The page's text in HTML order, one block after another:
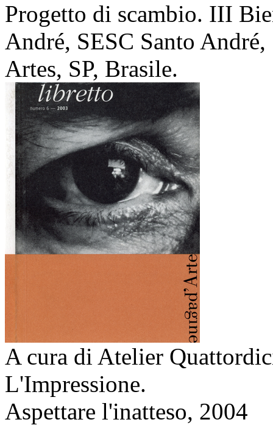
Progetto di scambio. III
André, SESC Santo
Artes, SP, Brasile.
A cura di Atelier
L'Impressione.
Aspettare l'inatteso, 2004